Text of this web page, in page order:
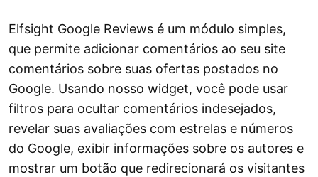
Elfsight Google Reviews é um módulo simples,
que permite adicionar comentários ao seu site
comentários sobre suas ofertas postados no
Google. Usando nosso widget, você pode usar
filtros para ocultar comentários indesejados,
revelar suas avaliações com estrelas e números
do Google, exibir informações sobre os autores e
mostrar um botão que redirecionará os visitantes